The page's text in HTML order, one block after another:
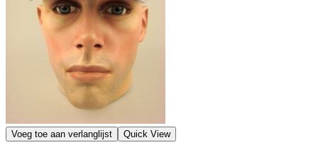
Voeg toe aan verlanglijst Quick View